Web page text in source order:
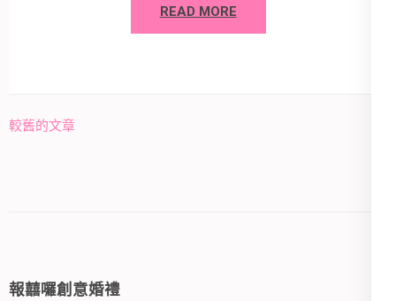
READ MORE
文
較舊的文章
報囍囉創意婚禮